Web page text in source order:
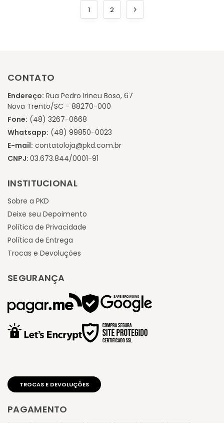
1 2
CONTATO
Endereço: Rua Pedro Irineu Boso, 67
Nova Trento/SC - 88270-000
Fone: (48) 3267-0668
Whatsapp: (48) 99850-0023
E-mail: contatoloja@pkd.com.br
CNPJ: 03.673.844/0001-91
INSTITUCIONAL
Sobre a PKD
Deixe seu Depoimento
Política de Privacidade
Política de Entrega
Trocas e Devoluções
SEGURANÇA
PAGAMENTO